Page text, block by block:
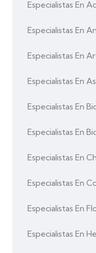
Especialistas En
Especialistas En
Especialistas En
Especialistas En
Especialistas En
Especialistas En
Especialistas En
Especialistas En
Especialistas En
Especialistas En